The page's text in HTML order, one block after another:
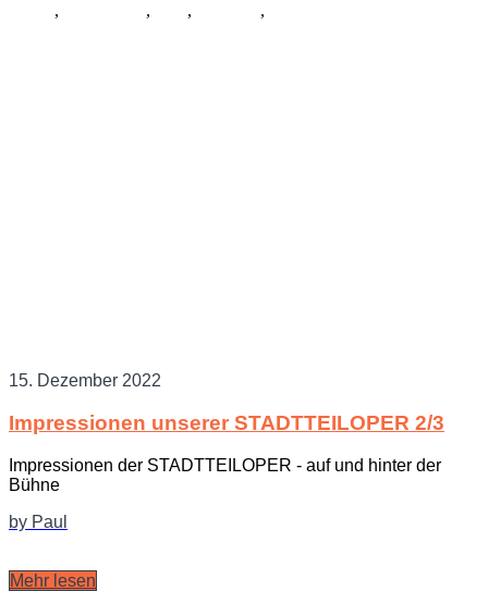
, , , ,
15. Dezember 2022
Impressionen unserer STADTTEILOPER 2/3
Impressionen der STADTTEILOPER - auf und hinter der
Bühne
by Paul
Mehr lesen